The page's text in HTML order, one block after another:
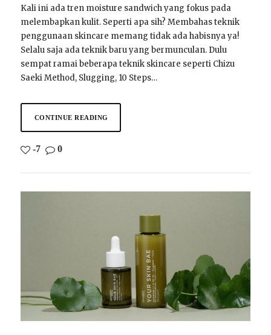
Kali ini ada tren moisture sandwich yang fokus pada
melembapkan kulit. Seperti apa sih? Membahas teknik
penggunaan skincare memang tidak ada habisnya ya!
Selalu saja ada teknik baru yang bermunculan. Dulu
sempat ramai beberapa teknik skincare seperti Chizu
Saeki Method, Slugging, 10 Steps…
CONTINUE READING
-7 0